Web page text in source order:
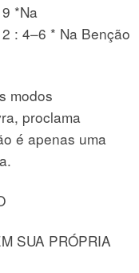
*Na
: 4–6 * Na Benção
modos
proclama
é apenas uma
SUA PRÓPRIA